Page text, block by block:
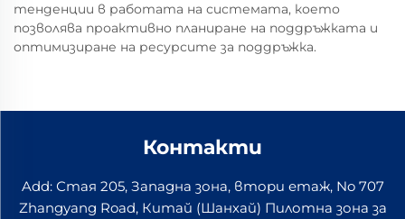
тенденции в работата на системата, което
позволява проактивно планиране на поддръжката и
оптимизиране на ресурсите за поддръжка.
Контакти
Add: Стая 205, Западна зона, втори етаж, No 707
Zhangyang Road, Китай (Шанхай) Пилотна зона за